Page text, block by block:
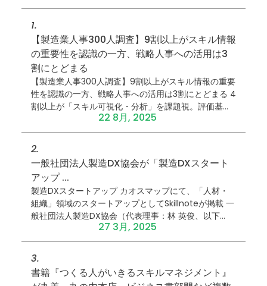
1.
【製造業人事300人調査】9割以上がスキル情報
の重要性を認識の一方、戦略人事への活用は3
割にとどまる
【製造業人事300人調査】9割以上がスキル情報の重要
性を認識の一方、戦略人事への活用は3割にとどまる 4
割以上が「スキル可視化・分析」を課題視。評価基準
の不一致や複数管理の負担が背景に ...
22 8月, 2025
2.
一般社団法人製造DX協会が「製造DXスタート
アップ ...
製造DXスタートアップ カオスマップにて、「人材・
組織」領域のスタートアップとしてSkillnoteが掲載 一
般社団法人製造DX協会（代表理事：林 英俊、以下
「製造DX協会」）から、2025年3月27日（木）に、製
造DXに取り組む日本のスタートアップを整理した「製
造DXスタートアップ ...
27 3月, 2025
3.
書籍『つくる人がいきるスキルマネジメント』